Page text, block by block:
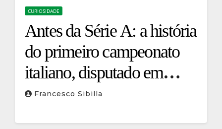
CURIOSIDADE
Antes da Série A: a história
do primeiro campeonato
italiano, disputado em
apenas um dia
Francesco Sibilla